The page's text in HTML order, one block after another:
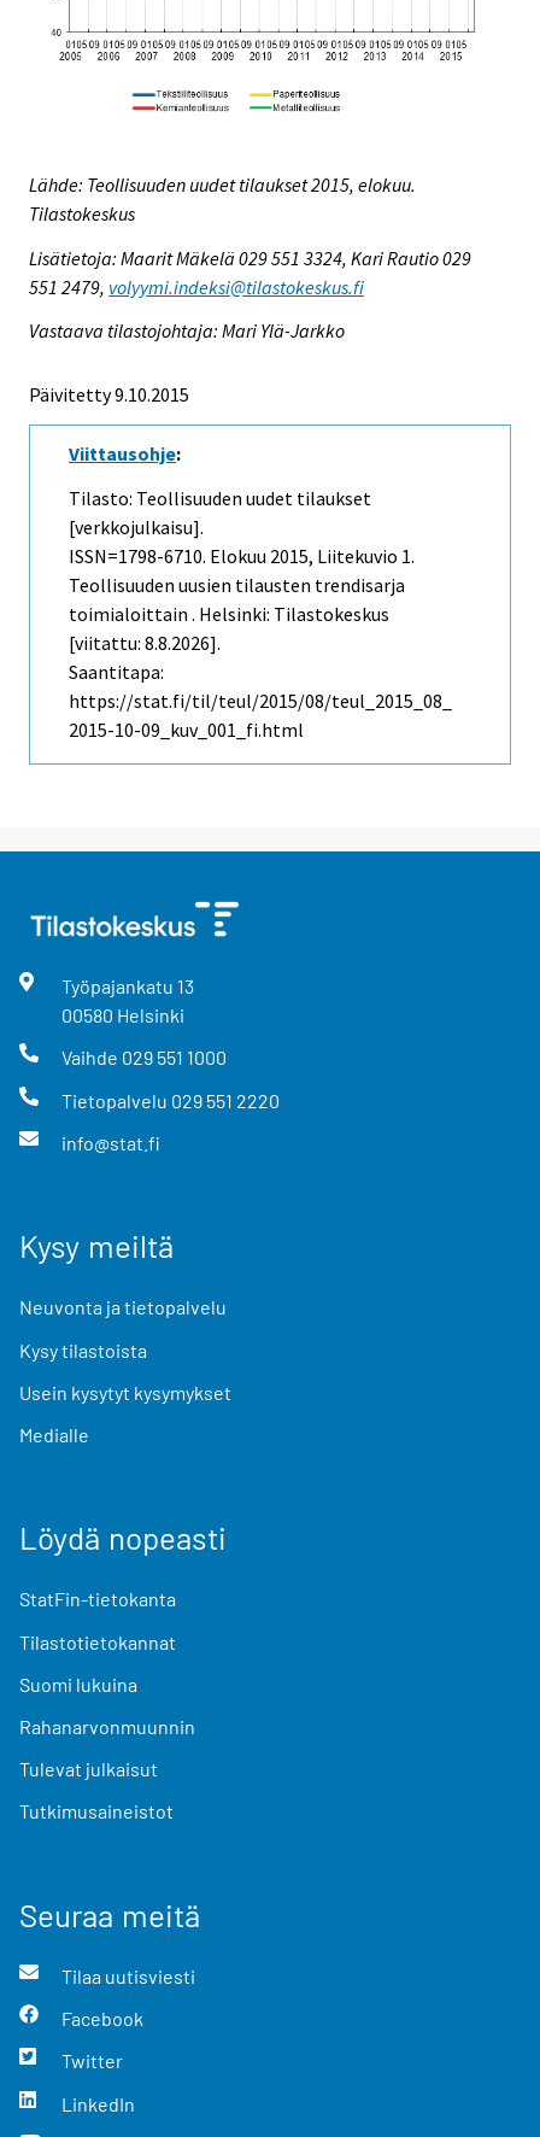
Lähde: Teollisuuden uudet tilaukset 2015, elokuu.
Tilastokeskus
Lisätietoja: Maarit Mäkelä 029 551 3324, Kari Rautio 029
551 2479, volyymi.indeksi@tilastokeskus.fi
Vastaava tilastojohtaja: Mari Ylä-Jarkko
Päivitetty 9.10.2015
Viittausohje:
Tilasto: Teollisuuden uudet tilaukset
[verkkojulkaisu].
ISSN=1798-6710. Elokuu 2015, Liitekuvio 1.
Teollisuuden uusien tilausten trendisarja
toimialoittain . Helsinki: Tilastokeskus
[viitattu: 8.8.2026].
Saantitapa:
https://stat.fi/til/teul/2015/08/teul_2015_08_
2015-10-09_kuv_001_fi.html
Työpajankatu 13
00580 Helsinki
Vaihde 029 551 1000
Tietopalvelu 029 551 2220
info@stat.fi
Kysy meiltä
Neuvonta ja tietopalvelu
Kysy tilastoista
Usein kysytyt kysymykset
Medialle
Löydä nopeasti
StatFin-tietokanta
Tilastotietokannat
Suomi lukuina
Rahanarvonmuunnin
Tulevat julkaisut
Tutkimusaineistot
Seuraa meitä
Tilaa uutisviesti
Facebook
Twitter
LinkedIn